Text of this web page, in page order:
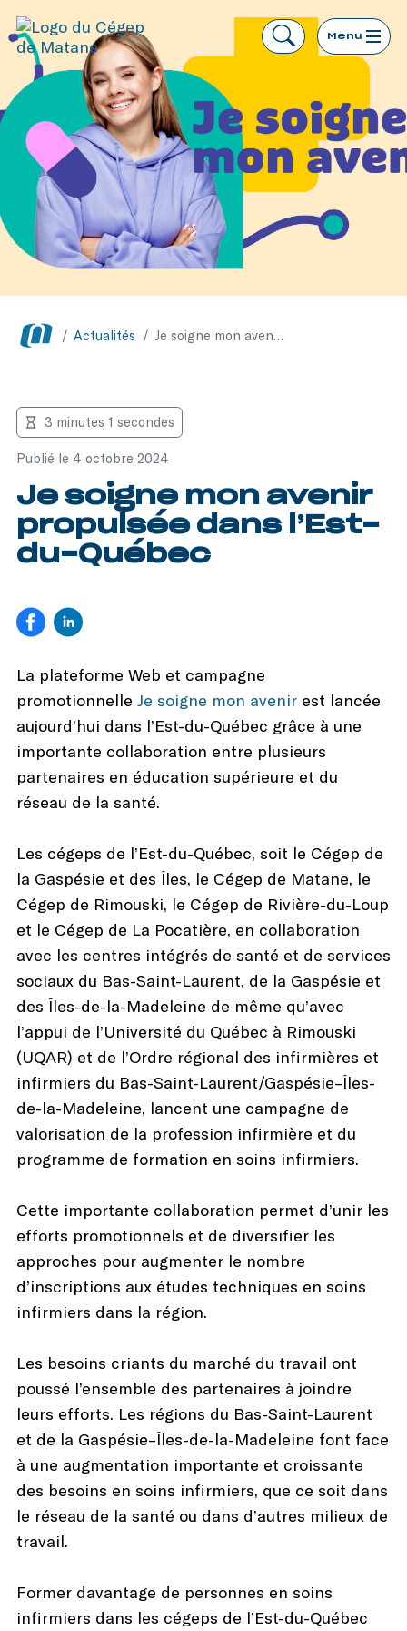
Menu
/ Actualités / Je soigne mon avenir propulsée dans l’Est-du-Québec
Publié le 4 octobre 2024
3 minutes 1 secondes
Je soigne mon avenir
propulsée dans l’Est-
du-Québec
La plateforme Web et campagne
promotionnelle Je soigne mon avenir est lancée
aujourd’hui dans l’Est-du-Québec grâce à une
importante collaboration entre plusieurs
partenaires en éducation supérieure et du
réseau de la santé.
Les cégeps de l’Est-du-Québec, soit le Cégep de
la Gaspésie et des Îles, le Cégep de Matane, le
Cégep de Rimouski, le Cégep de Rivière-du-Loup
et le Cégep de La Pocatière, en collaboration
avec les centres intégrés de santé et de services
sociaux du Bas-Saint-Laurent, de la Gaspésie et
des Îles-de-la-Madeleine de même qu’avec
l’appui de l’Université du Québec à Rimouski
(UQAR) et de l’Ordre régional des infirmières et
infirmiers du Bas-Saint-Laurent/Gaspésie–Îles-
de-la-Madeleine, lancent une campagne de
valorisation de la profession infirmière et du
programme de formation en soins infirmiers.
Cette importante collaboration permet d’unir les
efforts promotionnels et de diversifier les
approches pour augmenter le nombre
d’inscriptions aux études techniques en soins
infirmiers dans la région.
Les besoins criants du marché du travail ont
poussé l’ensemble des partenaires à joindre
leurs efforts. Les régions du Bas-Saint-Laurent
et de la Gaspésie–Îles-de-la-Madeleine font face
à une augmentation importante et croissante
des besoins en soins infirmiers, que ce soit dans
le réseau de la santé ou dans d’autres milieux de
travail.
Former davantage de personnes en soins
infirmiers dans les cégeps de l’Est-du-Québec